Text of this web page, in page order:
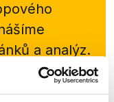
a analýz.
tak
a